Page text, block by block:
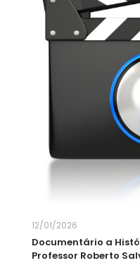
12/01/2026
Documentário a
Professor Roberto